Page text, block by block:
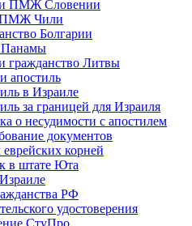
ПМЖ Словении
Чили
Болгарии
Литвы
апостиль
в Израиле
за границей для Израиля
о несудимости с апостилем
документов
корней
в штате Юта
РФ
удостоверения
СтуПро